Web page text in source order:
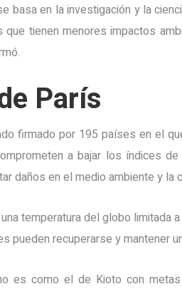
basa en la investigación y la
tienen menores impactos
París
firmado por 195 países en el
a bajar los índices
daños en el medio ambiente y la
temperatura del globo limitada
pueden recuperarse y mantener
es como el de Kioto con